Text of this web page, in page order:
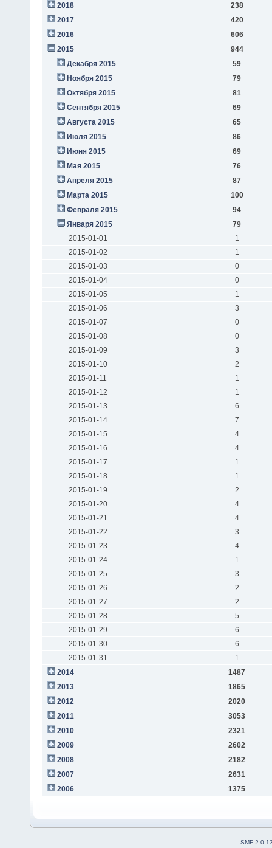
2018
238
2017
420
2016
606
2015
944
Декабря 2015
59
Ноября 2015
79
Октября 2015
81
Сентября 2015
69
Августа 2015
65
Июля 2015
86
Июня 2015
69
Мая 2015
76
Апреля 2015
87
Марта 2015
100
Февраля 2015
94
Января 2015
79
2015-01-01
1
2015-01-02
1
2015-01-03
0
2015-01-04
0
2015-01-05
1
2015-01-06
3
2015-01-07
0
2015-01-08
0
2015-01-09
3
2015-01-10
2
2015-01-11
1
2015-01-12
1
2015-01-13
6
2015-01-14
7
2015-01-15
4
2015-01-16
4
2015-01-17
1
2015-01-18
1
2015-01-19
2
2015-01-20
4
2015-01-21
4
2015-01-22
3
2015-01-23
4
2015-01-24
1
2015-01-25
3
2015-01-26
2
2015-01-27
2
2015-01-28
5
2015-01-29
6
2015-01-30
6
2015-01-31
1
2014
1487
2013
1865
2012
2020
2011
3053
2010
2321
2009
2602
2008
2182
2007
2631
2006
1375
SMF